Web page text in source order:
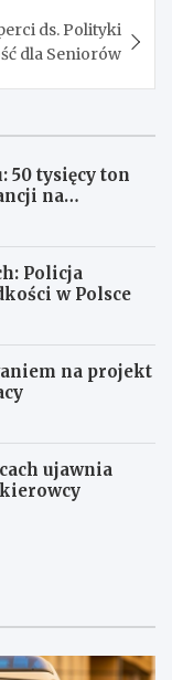
ds. Polityki
dla Seniorów
50 tysięcy ton
na
Policja
w Polsce
na projekt
ujawnia